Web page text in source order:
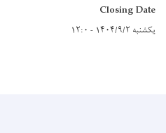
Closing Date
یکشنبه ۱۴۰۴/۹/۲ - ۱۲:۰